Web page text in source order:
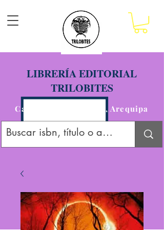
LIBRERÍA EDITORIAL
TRILOBITES
Calle San Agustín 201, Arequipa